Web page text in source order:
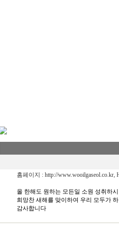
홈페이지 : http://www.wooilgaseol.co.kr,
올 한해도 원하는 모든일 소원 성취하
희망찬 새해를 맞이하여 우리 모두가
감사합니다